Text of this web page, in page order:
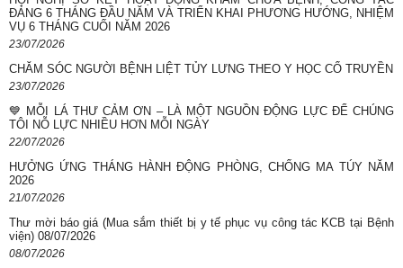
ĐẢNG 6 THÁNG ĐẦU NĂM VÀ TRIỂN KHAI PHƯƠNG HƯỚNG, NHIỆM
VỤ 6 THÁNG CUỐI NĂM 2026
23/07/2026
CHĂM SÓC NGƯỜI BỆNH LIỆT TỦY LƯNG THEO Y HỌC CỔ TRUYỀN
23/07/2026
💙 MỖI LÁ THƯ CẢM ƠN – LÀ MỘT NGUỒN ĐỘNG LỰC ĐỂ CHÚNG
TÔI NỖ LỰC NHIỀU HƠN MỖI NGÀY
22/07/2026
HƯỞNG ỨNG THÁNG HÀNH ĐỘNG PHÒNG, CHỐNG MA TÚY NĂM
2026
21/07/2026
Thư mời báo giá (Mua sắm thiết bị y tế phục vụ công tác KCB tại Bệnh
viện) 08/07/2026
08/07/2026